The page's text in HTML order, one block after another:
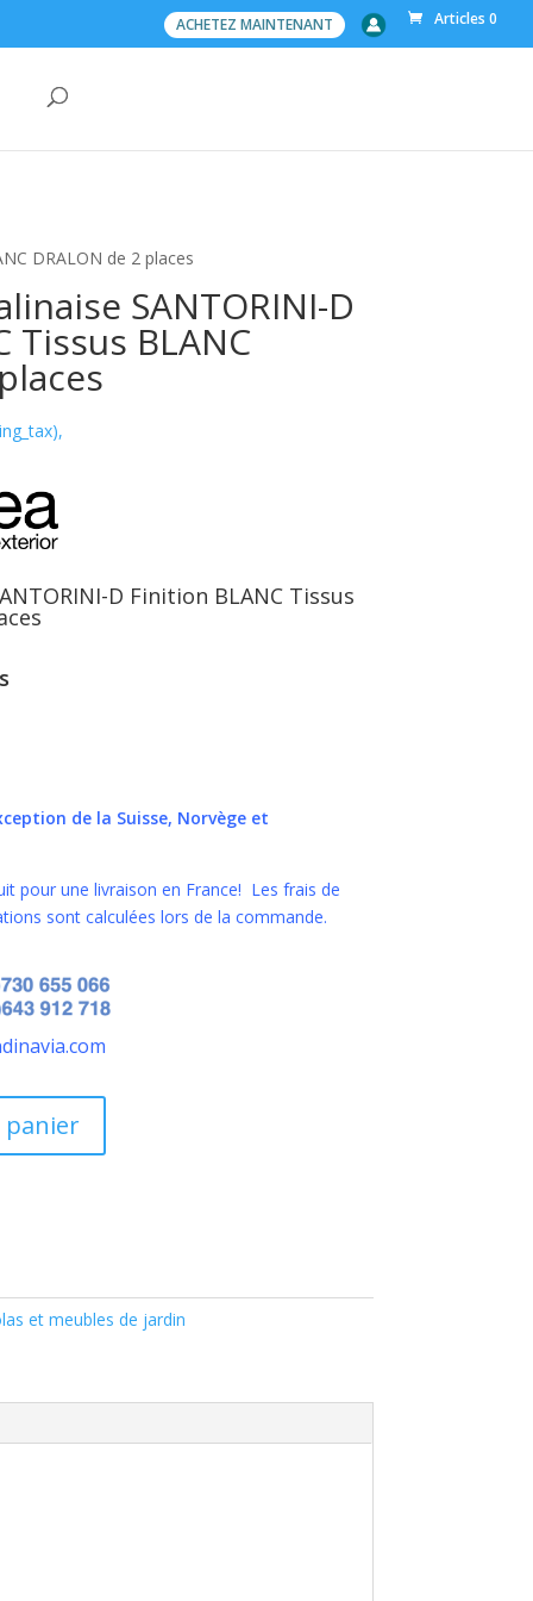
ACHETEZ MAINTENANT Articles 0
DRALON de 2 places
SANTORINI-D
Tissus BLANC
D Finition BLANC Tissus
de la Suisse, Norvège et
pour une livraison en France! Les frais de
sont calculées lors de la commande.
et meubles de jardin